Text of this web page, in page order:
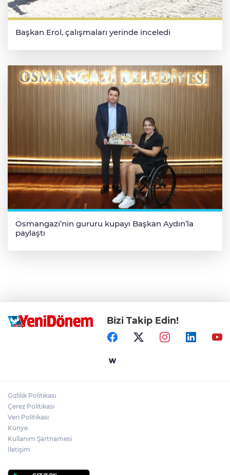
Başkan Erol, çalışmaları yerinde inceledi
Osmangazi’nin gururu kupayı Başkan Aydın’la
paylaştı
Bizi Takip Edin!
Gizlilik Politikası
Çerez Politikası
Veri Politikası
Künye
Kullanım Şartnamesi
İletişim